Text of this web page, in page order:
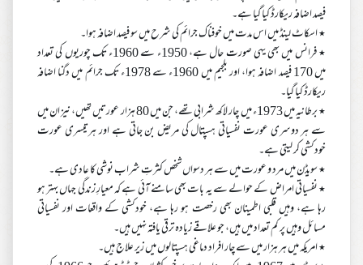
فیصد اضافہ ریکارڈ کیا گیا ہے۔
٭ اسکاٹ لینڈ میں اس مدت میں خوفناک جرائم کی شرح میں سو فیصد اضافہ ہوا۔
٭ فرانس میں بھی یہی صورت حال ہے، 1950ء سے 1960ء تک چوریوں کی تعداد
میں 170 فیصد اضافہ ہوا، اور بلجیم میں 1960ء سے 1978ء تک جرائم میں دگنا اضافہ
ریکارڈ کیا گیا۔
٭ برطانیہ میں 1973ء میں چار لاکھ شرابی تھے، جن میں 80 ہزار عورتیں تھیں، نیز ان میں
سے ہر دوسری عورت نفسیاتی ہسپتال کی مریض بن جاتی ہے اور ہر تیسری عورت
خودکشی کر لیتی ہے۔
٭ سویڈن میں مرد و عورت میں سے ہر دسواں شخص کثرتِ شراب نوشی کا عادی ہے۔
٭ نفسیاتی امراض کے حوالے سے یہ بات بھی سامنے آئی ہے کہ معیارِ زندگی جہاں بہتر ہو
رہا ہے، وہیں قلبی اطمینان بھی رخصت ہو رہا ہے، خودکشی کے واقعات اور نفسیاتی
مسائل وہیں پر کم تعداد میں ہیں، جو علاقے زیادہ ترقی یافتہ نہیں ہیں۔
٭ امریکہ میں ہر ہزار میں سے چار افراد دماغی ہسپتالوں میں زیر علاج ہیں۔